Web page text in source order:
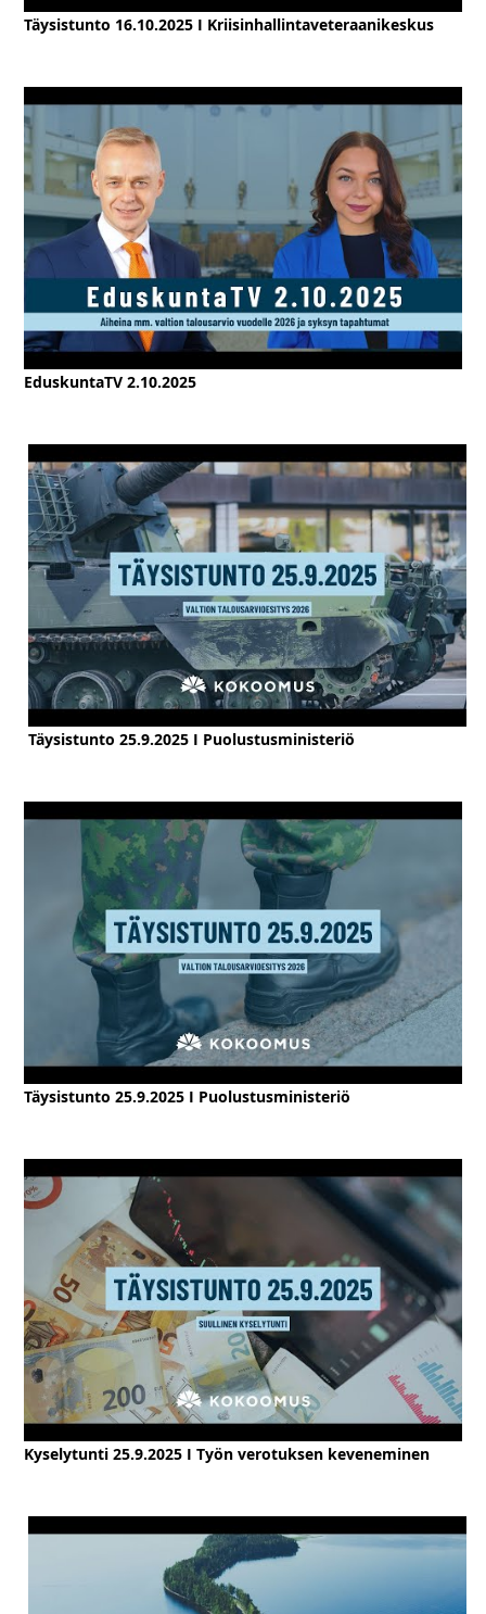
Täysistunto 16.10.2025 I Kriisinhallintaveteraanikeskus
EduskuntaTV 2.10.2025
Täysistunto 25.9.2025 I Puolustusministeriö
Täysistunto 25.9.2025 I Puolustusministeriö
Kyselytunti 25.9.2025 I Työn verotuksen keveneminen